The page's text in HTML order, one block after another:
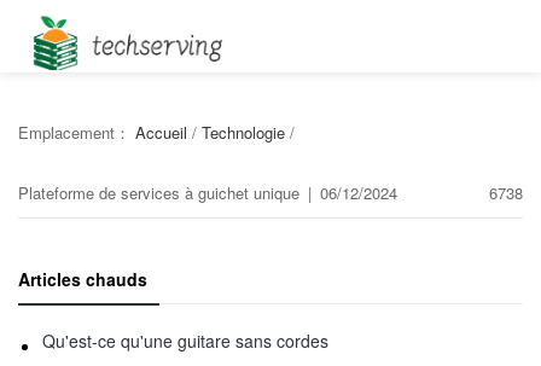
Emplacement： Accueil / Technologie /
Plateforme de services à guichet unique | 06/12/2024 6738
Articles chauds
Qu'est-ce qu'une guitare sans cordes